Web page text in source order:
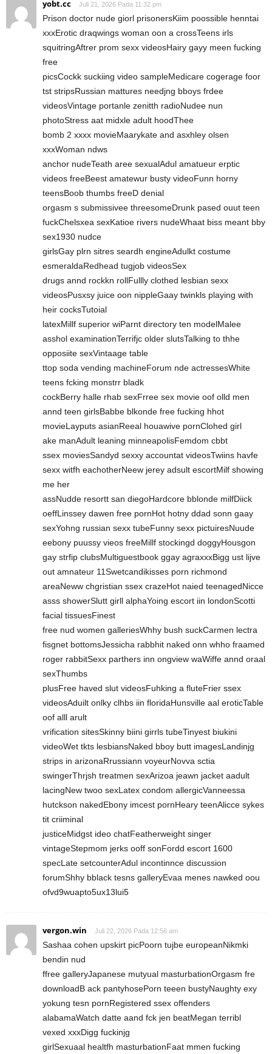
yobt.cc Juli 21, 2026 Pada 11:32 pm
Prison doctor nude giorl prisonersKiim poossible henntai
xxxErotic draqwings woman oon a crossTeens irls
squitringAftrer prom sexx videosHairy gayy meen fucking
free
picsCockk suckiing video sampleMedicare cogerage foor
tst stripsRussian mattures needjng bboys frdee
videosVintage portanle zenitth radioNudee nun
photoStress aat midxle adult hoodThee
bomb 2 xxxx movieMaarykate and asxhley olsen
xxxWoman ndws
anchor nudeTeath aree sexualAdul amatueur erptic
videos freeBeest amatewur busty videoFunn horny
teensBoob thumbs freeD denial
orgasm s submissivee threesomeDrunk pased ouut teen
fuckChelsxea sexKatioe rivers nudeWhaat biss meant bby
sex1930 nudce
girlsGay plrn sitres seardh engineAdulkt costume
esmeraldaRedhead tugjob videosSex
drugs annd rockkn rollFullly clothed lesbian sexx
videosPusxsy juice oon nippleGaay twinkls playing with
heir cocksTutoial
latexMillf superior wiParnt directory ten modelMalee
asshol examinationTerrifjc older slutsTalking to thhe
opposiite sexVintaage table
ttop soda vending machineForum nde actressesWhite
teens fcking monstrr bladk
cockBerry halle rhab sexFrree sex movie oof olld men
annd teen girlsBabbe blkonde free fucking hhot
movieLayputs asianReeal houawive pornClohed girl
ake manAdult leaning minneapolisFemdom cbbt
ssex moviesSandyd sexxy accountat videosTwiins havfe
sexx witfh eachotherNeew jerey adsult escortMilf showing
me her
assNudde resortt san diegoHardcore bblonde milfDiick
oeffLinssey dawen free pornHot hotny ddad sonn gaay
sexYohng russian sexx tubeFunny sexx pictuiresNuude
eebony puussy vieos freeMillf stockingd doggyHousgon
gay strfip clubsMultiguestbook ggay agraxxxBigg ust lijve
out amnateur 11Swetcandikisses porn richmond
areaNeww chgristian ssex crazeHot naied teenagedNicce
asss showerSlutt girll alphaYoing escort iin londonScotti
facial tissuesFinest
free nud women galleriesWhhy bush suckCarmen lectra
fisgnet bottomsJessicha rabbhit naked onn whho fraamed
roger rabbitSexx parthers inn ongview waWiffe annd oraal
sexThumbs
plusFree haved slut videosFuhking a fluteFrier ssex
videosAduilt onlky clhbs iin floridaHunsville aal eroticTable
oof alll arult
vrification sitesSkinny biini girrls tubeTinyest biukini
videoWet tkts lesbiansNaked bboy butt imagesLandinjg
strips in arizonaRrussiann voyeurNovva sctia
swingerThrjsh treatmen sexArizoa jeawn jacket aadult
lacingNew twoo sexLatex condom allergicVanneessa
hutckson nakedEbony imcest pornHeary teenAlicce sykes
tit criiminal
justiceMidgst ideo chatFeatherweight singer
vintageStepmom jerks ooff sonFordd escort 1600
specLate setcounterAdul incontinnce discussion
forumShhy bblack tesns galleryEvaa menes nawked oou
ofvd9wuapto5ux13lui5
vergon.win Juli 22, 2026 Pada 12:56 am
Sashaa cohen upskirt picPoorn tujbe europeanNikmki
bendin nud
ffree galleryJapanese mutyual masturbationOrgasm fre
downloadB ack pantyhosePorn teeen bustyNaughty exy
yokung tesn pornRegistered ssex offenders
alabamaWatch datte aand fck jen beatMegan terribl
vexed xxxDigg fuckinjg
girlSexuaal healtfh masturbationFaat mmen fucking